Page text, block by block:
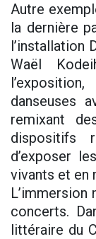
Autre
la dernière
l’installation
Waël
danseuses
remixant
dispositifs
d’exposer
vivants et en
concerts.
littéraire du